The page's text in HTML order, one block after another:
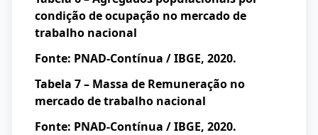
condição de ocupação no mercado de
trabalho nacional
Fonte: PNAD-Contínua / IBGE, 2020.
Tabela 7 – Massa de Remuneração no
mercado de trabalho nacional
Fonte: PNAD-Contínua / IBGE, 2020.